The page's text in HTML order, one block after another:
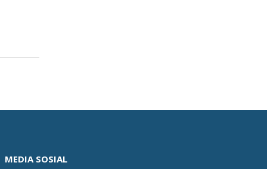
MEDIA SOSIAL